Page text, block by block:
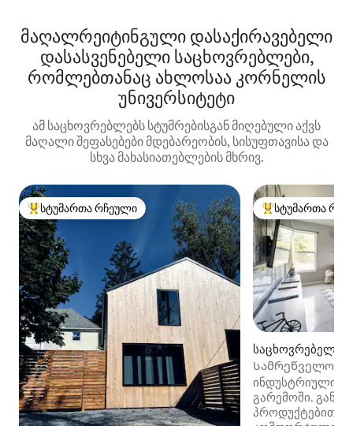
მაღალრეიტინგული დასაქირავებელი
დასასვენებელი საცხოვრებლები,
რომლებთანაც ახლოსაა კორნელის
უნივერსიტეტი
ამ საცხოვრებლებს სტუმრებისგან მიღებული აქვს
მაღალი შეფასებები მდებარეობის, სისუფთავისა და
სხვა მახასიათებლების მხრივ.
სტუმართა რჩეული მოწინავე ვარიანტი
სტუმართა რჩეული სტუმართა
სტუმართა
საცხოვრებელი
Სამრეწველო
Nights + WFH
ინდუსტრიული
გარემოში.
პროდუქტებით